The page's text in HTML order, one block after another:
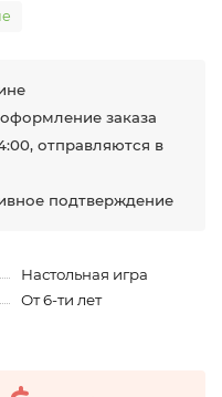
заказа
отправляются в
подтверждение
Настольная игра
От 6-ти лет